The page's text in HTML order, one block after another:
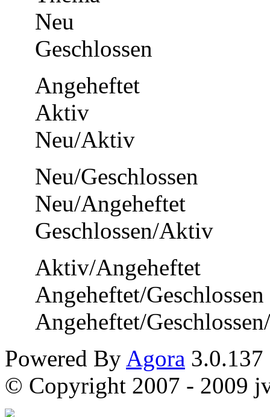
Neu
Geschlossen
Angeheftet
Aktiv
Neu/Aktiv
Neu/Geschlossen
Neu/Angeheftet
Geschlossen/Aktiv
Aktiv/Angeheftet
Angeheftet/Geschlossen
Angeheftet/
Powered By Agora 3.0.137
© Copyright 2007 - 2009